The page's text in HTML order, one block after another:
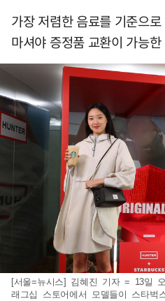
가장 저렴한 음료를 기준으
마셔야 증정품 교환이 가능
[서울=뉴시스] 김혜진 기자 = 13일
래그십 스토어에서 모델들이 스타벅